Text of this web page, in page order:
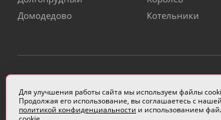
Домодедово
Котельники
ИП Чулкова Анастасия Александровна ИНН
Для улучшения работы сайта мы используем файлы
Продолжая его использование, вы соглашаетесь с нашей
политикой конфиденциальности и использованием